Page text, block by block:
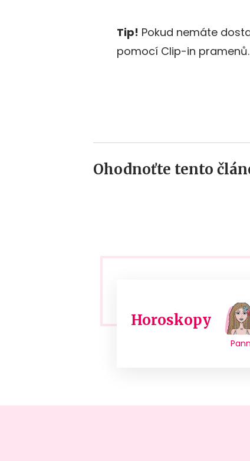
Tip! Pokud nemáte
pomocí Clip-in pramenů.
Ohodnoťte tento
Horoskopy